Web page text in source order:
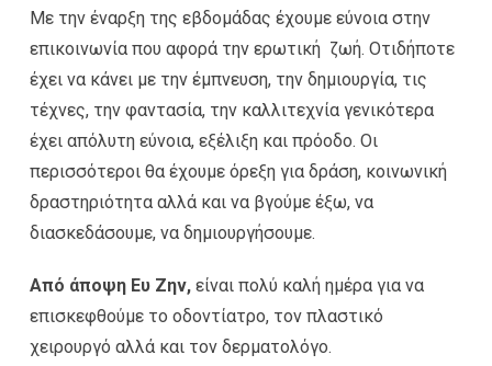
Με την έναρξη της εβδομάδας έχουμε εύνοια στην
επικοινωνία που αφορά την ερωτική ζωή. Οτιδήποτε
έχει να κάνει με την έμπνευση, την δημιουργία, τις
τέχνες, την φαντασία, την καλλιτεχνία γενικότερα
έχει απόλυτη εύνοια, εξέλιξη και πρόοδο. Οι
περισσότεροι θα έχουμε όρεξη για δράση, κοινωνική
δραστηριότητα αλλά και να βγούμε έξω, να
διασκεδάσουμε, να δημιουργήσουμε.
Από άποψη Ευ Ζην, είναι πολύ καλή ημέρα για να
επισκεφθούμε το οδοντίατρο, τον πλαστικό
χειρουργό αλλά και τον δερματολόγο.